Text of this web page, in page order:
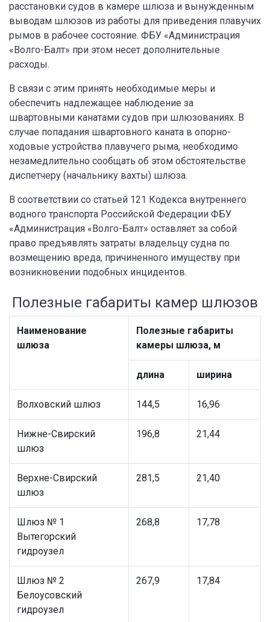
расстановки судов в камере шлюза и вынужденным
выводам шлюзов из работы для приведения плавучих
рымов в рабочее состояние. ФБУ «Администрация
«Волго-Балт» при этом несет дополнительные
расходы.
В связи с этим принять необходимые меры и
обеспечить надлежащее наблюдение за
швартовными канатами судов при шлюзованиях. В
случае попадания швартовного каната в опорно-
ходовые устройства плавучего рыма, необходимо
незамедлительно сообщать об этом обстоятельстве
диспетчеру (начальнику вахты) шлюза.
В соответствии со статьей 121 Кодекса внутреннего
водного транспорта Российской Федерации ФБУ
«Администрация «Волго-Балт» оставляет за собой
право предъявлять затраты владельцу судна по
возмещению вреда, причиненного имуществу при
возникновении подобных инцидентов.
Полезные габариты камер шлюзов
Наименование
шлюза
Полезные габариты
камеры шлюза, м
длина ширина
Волховский шлюз 144,5 16,96
Нижне-Свирский
шлюз
196,8 21,44
Верхне-Свирский
шлюз
281,5 21,40
Шлюз № 1
Вытегорский
гидроузел
268,8 17,78
Шлюз № 2
Белоусовский
гидроузел
267,9 17,84